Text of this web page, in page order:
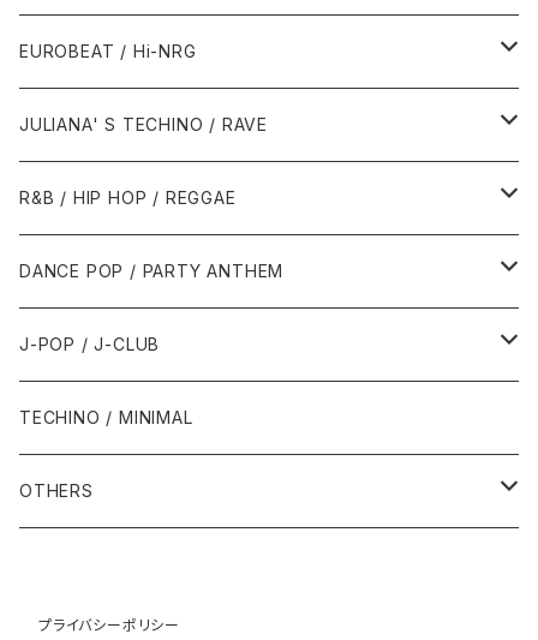
1987年・以前
1988年
1990年代
1990年
1991年
1995年
1996年
2000年代
2000年
2001年
2005年
2010年代
2010年
2011年
1990年代
1994年・以前
1995年
1999年
2000年代
2000年
2001年
2005年
EUROBEAT / Hi-NRG
1980年代
1986年・以前
1987年
1990年代
1990年
1991年
2000年代
JULIANA' S TECHINO / RAVE
1990年代
1990年
1991年
2000年代
2000年
2001年
R&B / HIP HOP / REGGAE
1980年代
1985年・以前
1986年
1990年代
1990年
1991年
1993年
2000年代
2000年
2002年
DANCE POP / PARTY ANTHEM
1980年代
1988年・以前
1989年
1990年代
1990年
1992年
2000年代
2001年
J-POP / J-CLUB
1980年代
1990年代
1991年
2000年
TECHINO / MINIMAL
OTHERS
1985年・以前
1990年代
プライバシーポリシー